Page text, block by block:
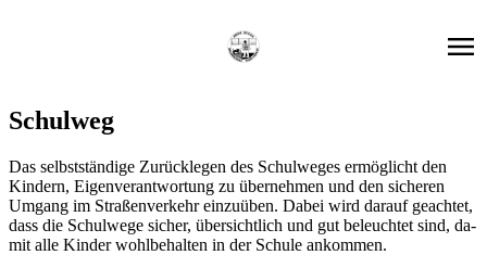
Schul­weg
Das selbst­stän­di­ge Zu­rück­le­gen des Schul­we­ges er­mög­licht den
Kin­dern, Ei­gen­ver­ant­wor­tung zu über­neh­men und den si­che­ren
Um­gang im Stra­ßen­ver­kehr ein­zu­üben. Da­bei wird dar­auf ge­ach­tet,
dass die Schul­we­ge si­cher, über­sicht­lich und gut be­leuch­tet sind, da­
mit alle Kin­der wohl­be­hal­ten in der Schu­le an­kom­men.